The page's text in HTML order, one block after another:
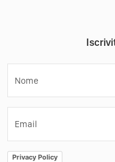
Nome
Email
Privacy Policy